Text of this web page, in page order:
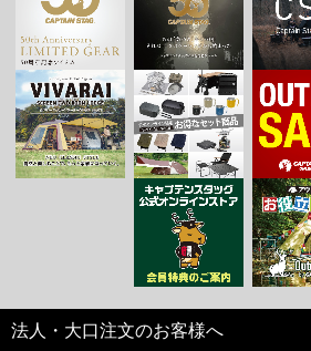
法人・大口注文のお客様へ